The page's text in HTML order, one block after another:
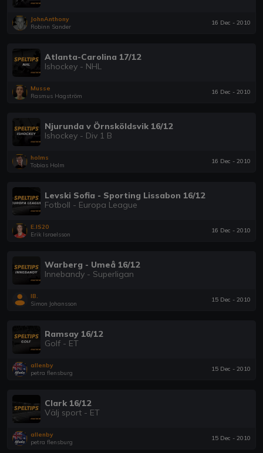
JohnAnthony
Robinn Sander
16 Dec - 2010
Atlanta-Carolina 17/12
Ishockey - NHL
Musse
Rasmus Hagström
16 Dec - 2010
Njurunda v Örnsköldsvik 16/12
Ishockey - Div 1 B
holms
Tobias Holm
16 Dec - 2010
Levski Sofia - Sporting Lissabon 16/12
Fotboll - Europa League
E.IS20
Erik Israelsson
16 Dec - 2010
Warberg - Umeå 16/12
Innebandy - Superligan
IB.
Simon Johansson
15 Dec - 2010
Ramsay 16/12
Golf - ET
allenby
petra flensburg
15 Dec - 2010
Clark 16/12
Välj sport - ET
allenby
petra flensburg
15 Dec - 2010